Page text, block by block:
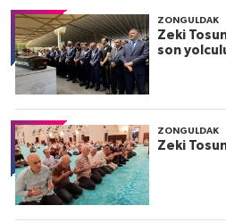
ZONGULDAK
Zeki
son
ZONGULDAK
Zeki